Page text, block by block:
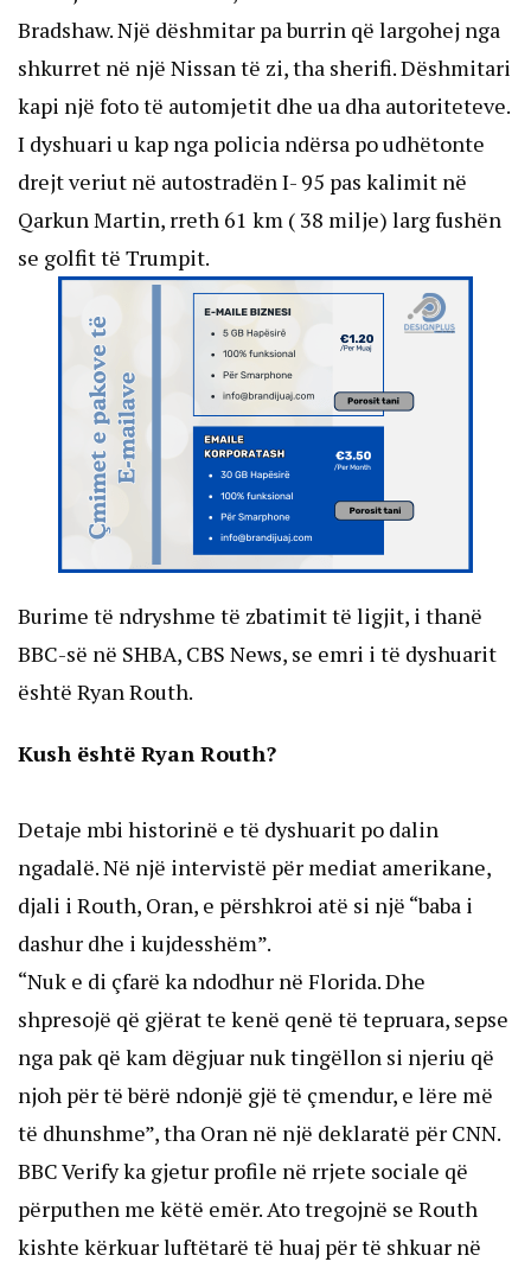
Bradshaw. Një dëshmitar pa burrin që largohej nga
shkurret në një Nissan të zi, tha sherifi. Dëshmitari
kapi një foto të automjetit dhe ua dha autoriteteve.
I dyshuari u kap nga policia ndërsa po udhëtonte
drejt veriut në autostradën I- 95 pas kalimit në
Qarkun Martin, rreth 61 km ( 38 milje) larg fushën
se golfit të Trumpit.
Burime të ndryshme të zbatimit të ligjit, i thanë
BBC-së në SHBA, CBS News, se emri i të dyshuarit
është Ryan Routh.
Kush është Ryan Routh?
Detaje mbi historinë e të dyshuarit po dalin
ngadalë. Në një intervistë për mediat amerikane,
djali i Routh, Oran, e përshkroi atë si një “baba i
dashur dhe i kujdesshëm”.
“Nuk e di çfarë ka ndodhur në Florida. Dhe
shpresojë që gjërat te kenë qenë të tepruara, sepse
nga pak që kam dëgjuar nuk tingëllon si njeriu që
njoh për të bërë ndonjë gjë të çmendur, e lëre më
të dhunshme”, tha Oran në një deklaratë për CNN.
BBC Verify ka gjetur profile në rrjete sociale që
përputhen me këtë emër. Ato tregojnë se Routh
kishte kërkuar luftëtarë të huaj për të shkuar në